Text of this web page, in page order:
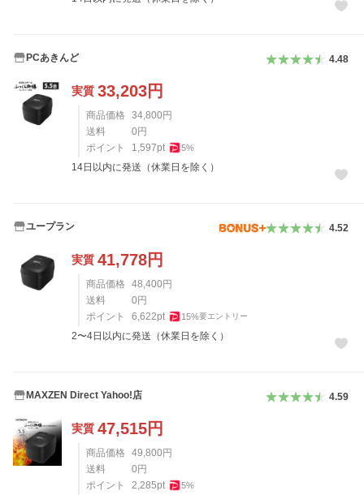
PCあきんど 4.48
実質 33,203円
商品価格 34,800 円
送料
0 円
ポイント
1,597pt 5%
14日以内に発送（休業日を除く）
ユープラン 4.52
実質 41,778円
商品価格 48,400 円
送料
0 円
ポイント
6,622pt 15%要エントリー
2〜4日以内に発送（休業日を除く）
MAXZEN Direct Yahoo!店 4.59
実質 47,515円
商品価格 49,800 円
送料
0 円
ポイント
2,285pt 5%